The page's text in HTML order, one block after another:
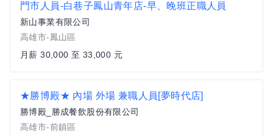
門市人員-白巷子鳳山青年店-早、晚班正職人員
新山事業有限公司
高雄市-鳳山區
月薪 30,000 至 33,000 元
★勝博殿★ 內場 外場 兼職人員[夢時代店]
勝博殿_勝成餐飲股份有限公司
高雄市-前鎮區